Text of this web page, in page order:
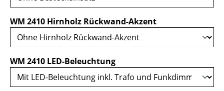
WM 2410 Hirnholz Rückwand-Akzentauswählen
WM 2410 LED-Beleuchtungauswählen